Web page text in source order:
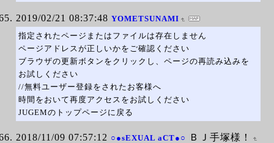
2019/02/21 08:37:48 YOMETSUNAMI
指定されたページまたはファイルは存在しません
ページアドレスが正しいかをご確認ください
ブラウザの更新ボタンをクリックし、ページの再読み込みを
お試しください
//無料ユーザー登録をされたお客様へ
時間をおいて再度アクセスをお試しください
JUGEMのトップページに戻る
2018/11/09 07:57:12 ○●sEXUAL aCT●○ ＢＪ手塚様！